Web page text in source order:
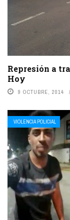
Represión a
Hoy
9 OCTUBRE, 2014
VIOLENCIA POLICIAL